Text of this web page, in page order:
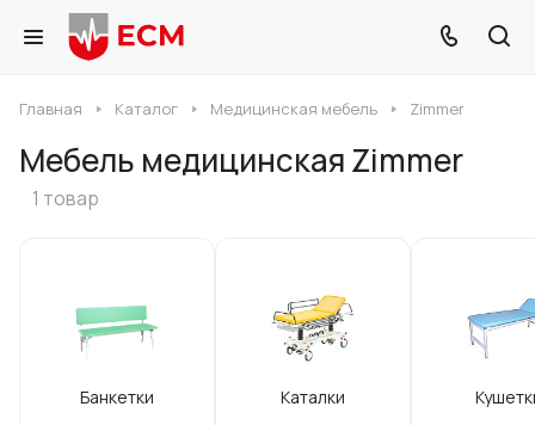
Главная Каталог Медицинская мебель Zimmer
Мебель медицинская Zimmer
1 товар
Банкетки Каталки